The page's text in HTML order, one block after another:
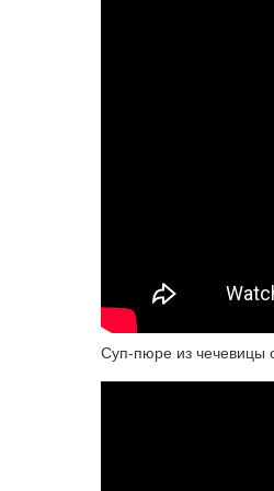
Суп-пюре из чечевицы